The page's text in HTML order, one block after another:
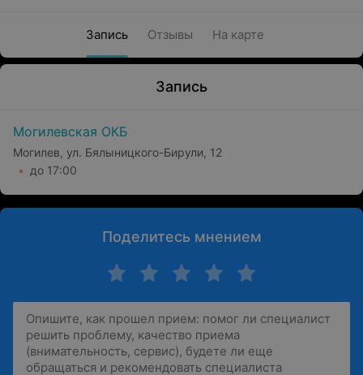
Запись Отзывы На карте
Запись
Могилевская ОКБ
Могилев, ул. Бялыницкого-Бирули, 12
до 17:00
Поделитесь мнением